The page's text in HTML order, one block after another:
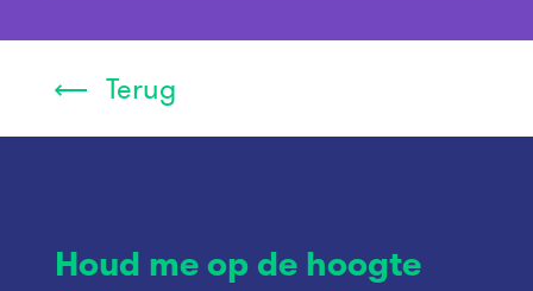
Terug
Houd me op de hoogte